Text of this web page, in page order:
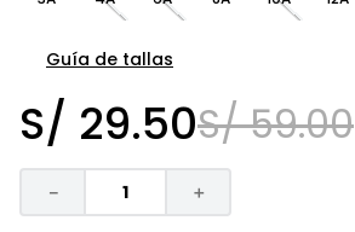
Guía de tallas
S/ 29.50S/ 59.00
＋
－
zapatos niña
niño
sandalias niño